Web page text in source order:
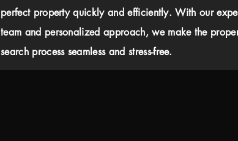
perfect property quickly and efficiently. With our
team and personalized approach, we make the
search process seamless and stress-free.